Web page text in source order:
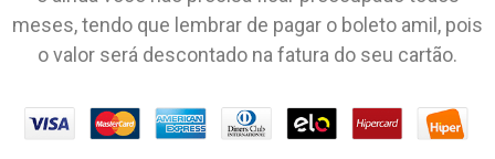
meses, tendo que lembrar de pagar o boleto amil, pois
o valor será descontado na fatura do seu cartão.